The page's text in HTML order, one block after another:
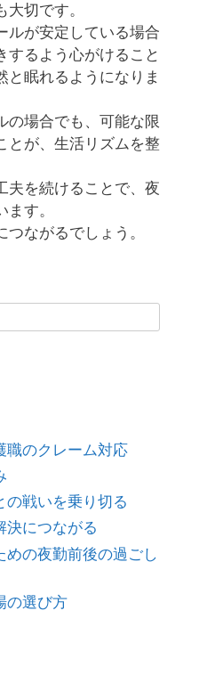
切です。
ルが安定している場合
するよう心がけること
と眠れるようになりま
の場合でも、可能な限
とが、生活リズムを整
夫を続けることで、夜
す。
ながるでしょう。
職のクレーム対応
の戦いを乗り切る
決につながる
の夜勤前後の過ごし
の選び方